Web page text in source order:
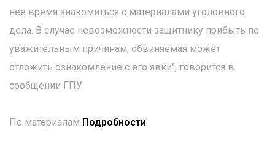
нее время знакомиться с материалами уголовного
дела. В случае невозможности защитнику прибыть по
уважительным причинам, обвиняемая может
отложить ознакомление с его явки", говорится в
сообщении ГПУ.
По материалам Подробности